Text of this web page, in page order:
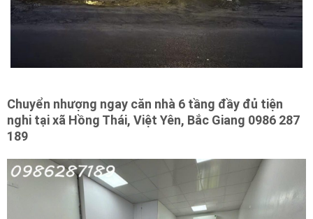
Chuyển nhượng ngay căn nhà 6 tầng đầy đủ tiện
nghi tại xã Hồng Thái, Việt Yên, Bắc Giang 0986 287
189